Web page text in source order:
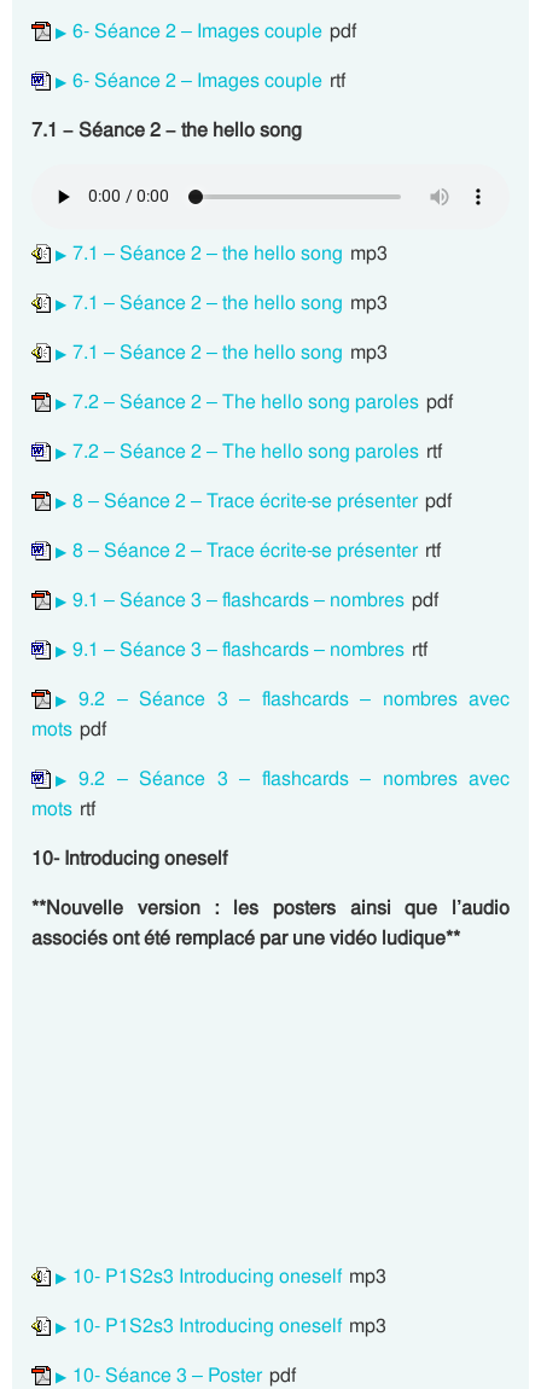
6- Séance 2 – Images couple pdf
6- Séance 2 – Images couple rtf
7.1 – Séance 2 – the hello song
7.1 – Séance 2 – the hello song mp3
7.1 – Séance 2 – the hello song mp3
7.1 – Séance 2 – the hello song mp3
7.2 – Séance 2 – The hello song paroles pdf
7.2 – Séance 2 – The hello song paroles rtf
8 – Séance 2 – Trace écrite-se présenter pdf
8 – Séance 2 – Trace écrite-se présenter rtf
9.1 – Séance 3 – flashcards – nombres pdf
9.1 – Séance 3 – flashcards – nombres rtf
9.2 – Séance 3 – flashcards – nombres avec
mots pdf
9.2 – Séance 3 – flashcards – nombres avec
mots rtf
10- Introducing oneself
**Nouvelle version : les posters ainsi que l’audio
associés ont été remplacé par une vidéo ludique**
10- P1S2s3 Introducing oneself mp3
10- P1S2s3 Introducing oneself mp3
10- Séance 3 – Poster pdf